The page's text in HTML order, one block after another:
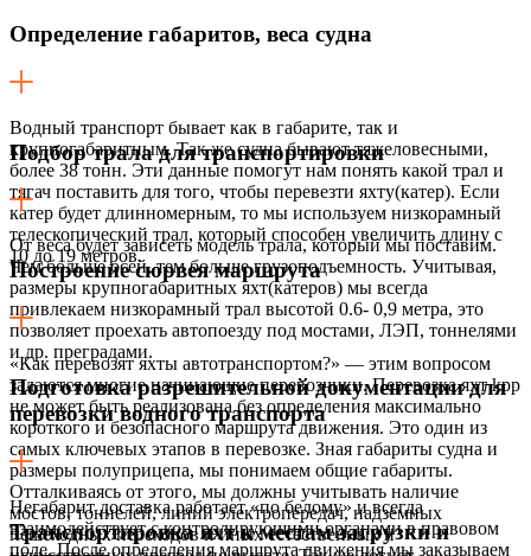
Определение габаритов, веса судна
Водный транспорт бывает как в габарите, так и
крупногабаритным. Так же судна бывают тяжеловесными,
более 38 тонн. Эти данные помогут нам понять какой трал и
тягач поставить для того, чтобы перевезти яхту(катер). Если
катер будет длинномерным, то мы используем низкорамный
телескопический трал, который способен увеличить длину с
10 до 19 метров.
Подбор трала для транспортировки
От веса будет зависеть модель трала, который мы поставим.
Чем больше осей, тем больше грузоподъемность. Учитывая,
размеры крупногабаритных яхт(катеров) мы всегда
привлекаем низкорамный трал высотой 0.6- 0,9 метра, это
позволяет проехать автопоезду под мостами, ЛЭП, тоннелями
и др. преградами.
Построение сюрвея маршрута
«Как перевозят яхты автотранспортом?» — этим вопросом
задаются многие начинающие перевозчики. Перевозка яхт kpp
не может быть реализована без определения максимально
короткого и безопасного маршрута движения. Это один из
самых ключевых этапов в перевозке. Зная габариты судна и
размеры полуприцепа, мы понимаем общие габариты.
Отталкиваясь от этого, мы должны учитывать наличие
мостов, тоннелей, линий электропередач, надземных
пешеходных переходов и иных естественных и
Подготовка разрешительной документации для
перевозки водного транспорта
Негабарит доставка работает «по белому» и всегда
взаимодействует с контролирующими органами в правовом
поле. После определения маршрута движения мы заказываем
Транспортировка яхт к местам загрузки и